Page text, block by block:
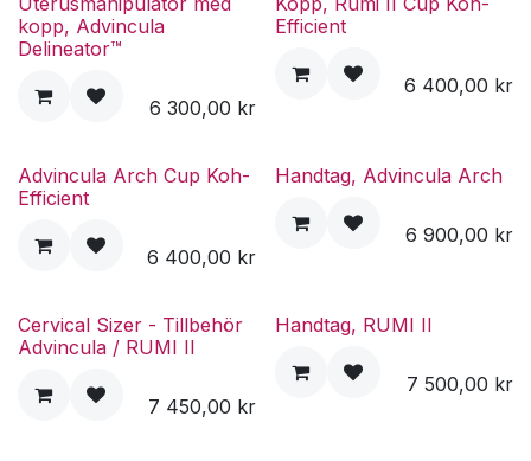
kopp, Advincula
Delineator™
6 300,00 kr
Efficient
6 400,00 kr
Advincula Arch Cup Koh-
Efficient
6 400,00 kr
Handtag, Advincula Arch
6 900,00 kr
Cervical Sizer - Tillbehör
Advincula / RUMI II
7 450,00 kr
Handtag, RUMI II
7 500,00 kr